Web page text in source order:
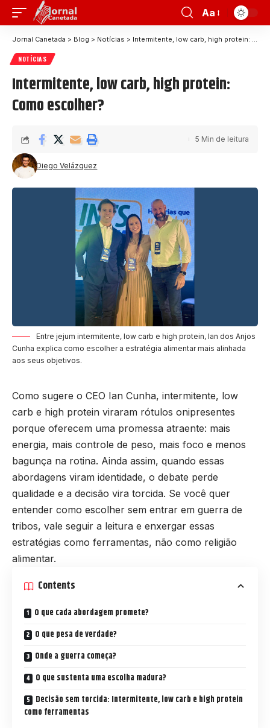
Aa
Jornal Canetada > Blog > Notícias > Intermitente, low carb, high protein: Como escolher?
NOTÍCIAS
Intermitente, low carb, high protein:
Como escolher?
Diego Velázquez
5 Min de leitura
Entre jejum intermitente, low carb e high protein, Ian dos Anjos
Cunha explica como escolher a estratégia alimentar mais alinhada
aos seus objetivos.
Como sugere o CEO Ian Cunha, intermitente, low
carb e high protein viraram rótulos onipresentes
porque oferecem uma promessa atraente: mais
energia, mais controle de peso, mais foco e menos
bagunça na rotina. Ainda assim, quando essas
abordagens viram identidade, o debate perde
qualidade e a decisão vira torcida. Se você quer
entender como escolher sem entrar em guerra de
tribos, vale seguir a leitura e enxergar essas
estratégias como ferramentas, não como religião
alimentar.
Contents
O que cada abordagem promete?
O que pesa de verdade?
Onde a guerra começa?
O que sustenta uma escolha madura?
Decisão sem torcida: Intermitente, low carb e high protein
como ferramentas